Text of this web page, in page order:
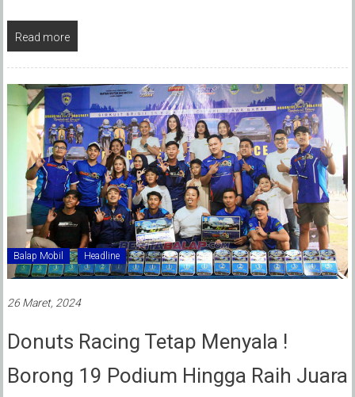
Read more
Balap Mobil Headline
26 Maret, 2024
Donuts Racing Tetap Menyala !
Borong 19 Podium Hingga Raih Juara